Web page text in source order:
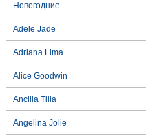
Новогодние
Adele Jade
Adriana Lima
Alice Goodwin
Ancilla Tilia
Angelina Jolie